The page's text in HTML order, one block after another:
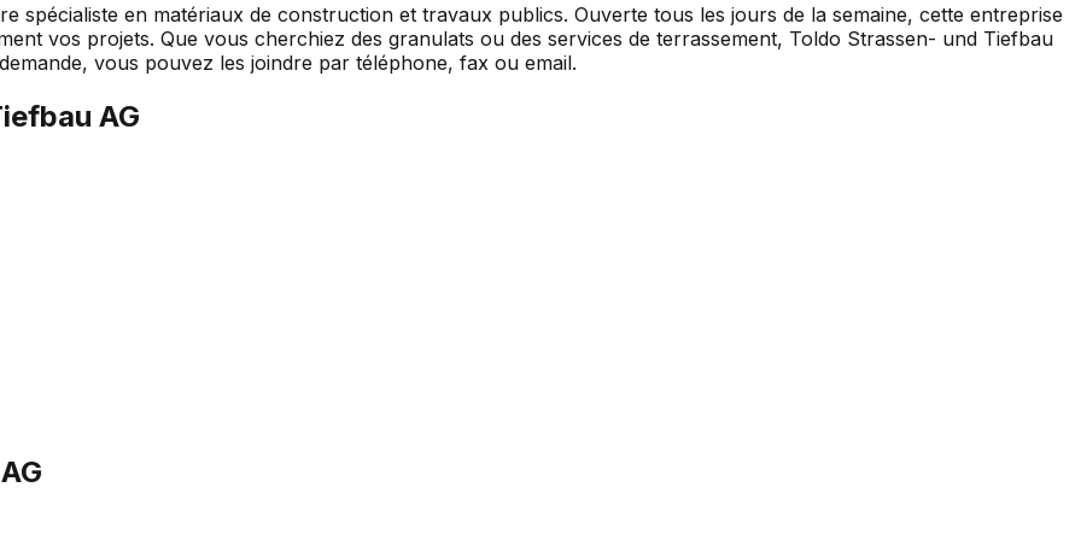
spécialiste en matériaux de construction et travaux publics. Ouverte tous les jours de la semaine, cette entreprise
vos projets. Que vous cherchiez des granulats ou des services de terrassement, Toldo Strassen- und Tiefbau
vous pouvez les joindre par téléphone, fax ou email.
AG